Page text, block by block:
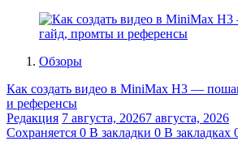
Обзоры
Как создать видео в MiniMax H3 —
и референсы
Редакция 7 августа, 20267 августа, 2026
Сохраняется 0 В закладки 0 В закладках